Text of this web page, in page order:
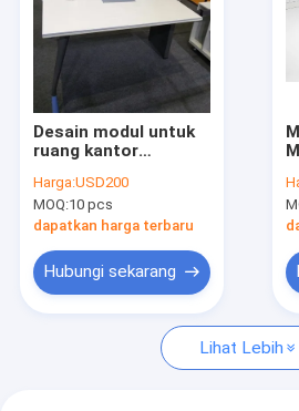
Tentang kita
Kontrol kualitas
Quote request suatu
Peti anjing peliharaan
Desain modul untuk
ruang kantor
workstation tatap
muka untuk 4 orang
Harga:USD200
MOQ:10 pcs
dapatkan harga terbaru
Hubungi sekarang
Lihat Lebih